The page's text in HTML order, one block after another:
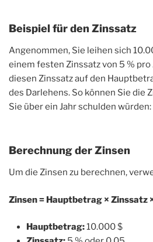
Beispiel für den Zinssatz
Angenommen, Sie leihen sich
einem festen Zinssatz von 5 % pro
diesen Zinssatz auf den
des Darlehens. So können Sie die
Sie über ein Jahr schulden würden:
Berechnung der Zinsen
Um die Zinsen zu berechnen,
Zinsen = Hauptbetrag × Zinssatz
Hauptbetrag:10.000 $